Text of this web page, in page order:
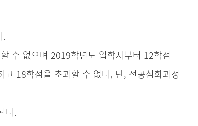
.
수 없으며 2019학년도 입학자부터 12학점
18학점을 초과할 수 없다, 단, 전공심화과정
다.